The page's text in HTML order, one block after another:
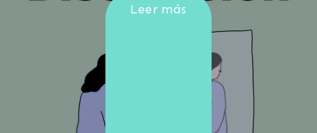
Leer más